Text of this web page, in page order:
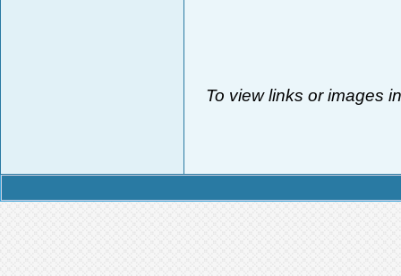
To view links or images